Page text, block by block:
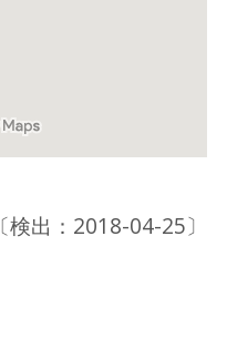
〔検出：2018-04-25〕